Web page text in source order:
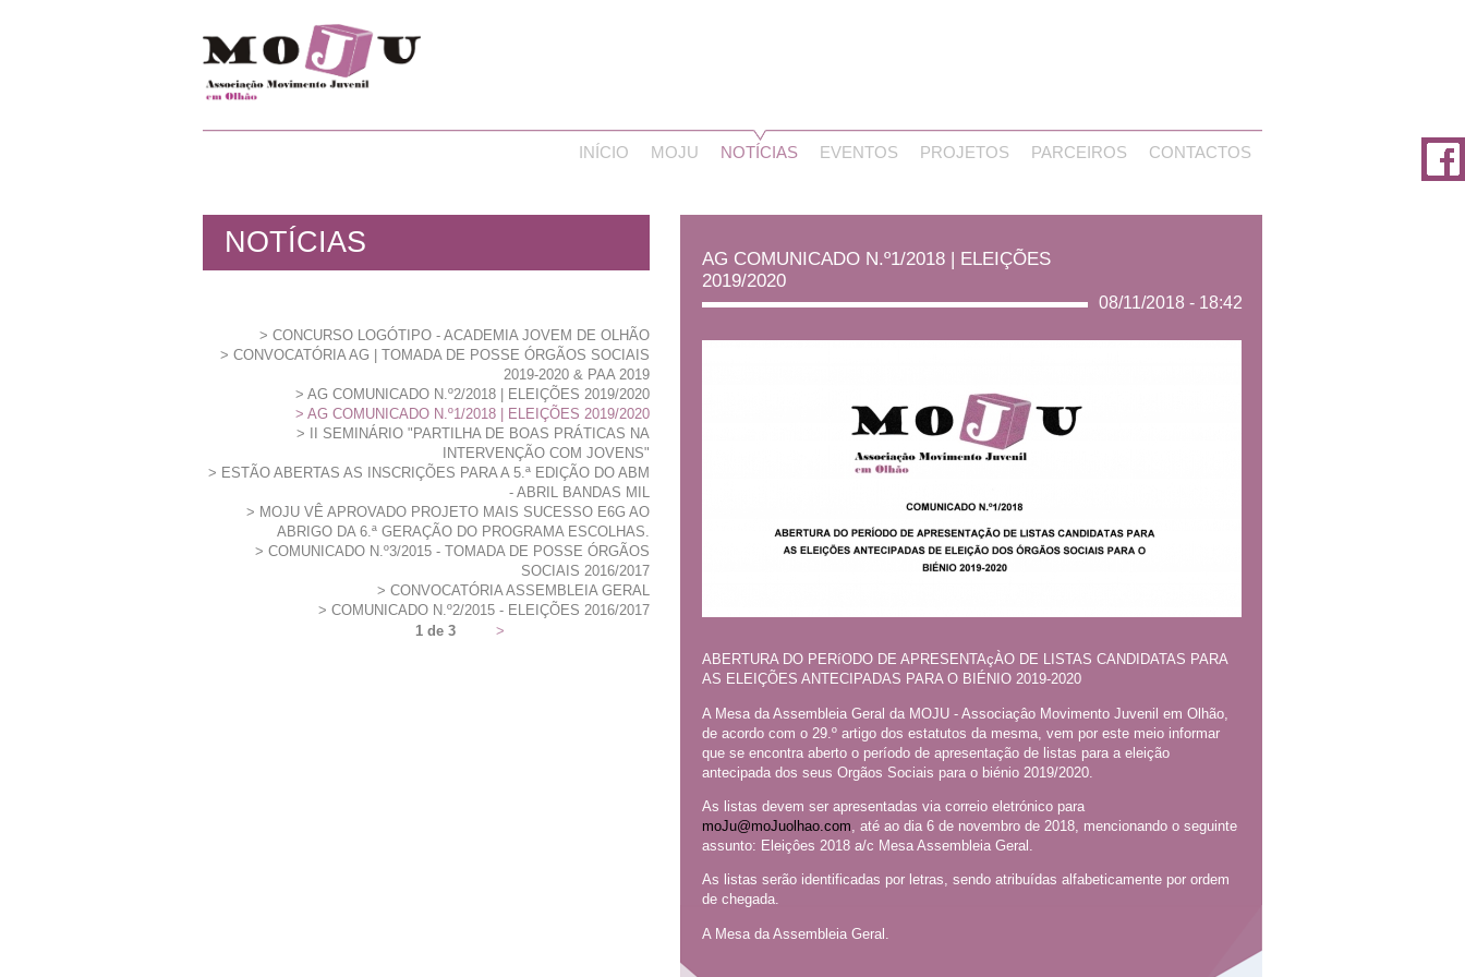
INÍCIO MOJU NOTÍCIAS EVENTOS PROJETOS PARCEIROS CONTACTOS
NOTÍCIAS
CONCURSO LOGÓTIPO - ACADEMIA JOVEM DE OLHÃO
CONVOCATÓRIA AG | TOMADA DE POSSE ÓRGÃOS SOCIAIS
2019-2020 & PAA 2019
AG COMUNICADO N.º2/2018 | ELEIÇÕES 2019/2020
AG COMUNICADO N.º1/2018 | ELEIÇÕES 2019/2020
II SEMINÁRIO "PARTILHA DE BOAS PRÁTICAS NA
INTERVENÇÃO COM JOVENS"
ESTÃO ABERTAS AS INSCRIÇÕES PARA A 5.ª EDIÇÃO DO ABM
- ABRIL BANDAS MIL
MOJU VÊ APROVADO PROJETO MAIS SUCESSO E6G AO
ABRIGO DA 6.ª GERAÇÃO DO PROGRAMA ESCOLHAS.
COMUNICADO N.º3/2015 - TOMADA DE POSSE ÓRGÃOS
SOCIAIS 2016/2017
CONVOCATÓRIA ASSEMBLEIA GERAL
COMUNICADO N.º2/2015 - ELEIÇÕES 2016/2017
1 de 3
>
AG COMUNICADO N.º1/2018 | ELEIÇÕES
2019/2020
08/11/2018 - 18:42
ABERTURA DO PERíODO DE APRESENTAçÀO DE LISTAS CANDIDATAS PARA
AS ELEIÇÕES ANTECIPADAS PARA O BIÉNIO 2019-2020
A Mesa da Assembleia Geral da MOJU - Associaçâo Movimento Juvenil em Olhão,
de acordo com o 29.º artigo dos estatutos da mesma, vem por este meio informar
que se encontra aberto o período de apresentação de listas para a eleição
antecipada dos seus Orgãos Sociais para o biénio 2019/2020.
As listas devem ser apresentadas via correio eletrónico para
moJu@moJuolhao.com , até ao dia 6 de novembro de 2018, mencionando o seguinte
assunto: Eleiçôes 2018 a/c Mesa Assembleia Geral.
As listas serão identificadas por letras, sendo atribuídas alfabeticamente por ordem
de chegada.
A Mesa da Assembleia Geral.